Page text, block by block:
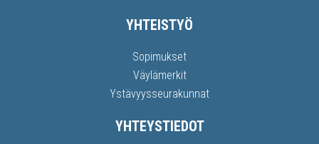
YHTEISTYÖ
Sopimukset
Väylämerkit
Ystävyysseurakunnat
YHTEYSTIEDOT